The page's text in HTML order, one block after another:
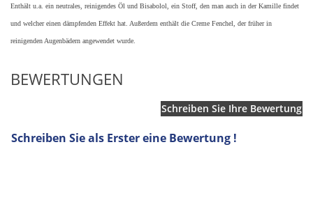
Enthält u.a. ein neutrales, reinigendes Öl und Bisabolol, ein Stoff, den man auch in der Kamille findet
und welcher einen dämpfenden Effekt hat. Außerdem enthält die Creme Fenchel, der früher in
reinigenden Augenbädern angewendet wurde.
BEWERTUNGEN
Schreiben Sie Ihre Bewertung
Schreiben Sie als Erster eine Bewertung !